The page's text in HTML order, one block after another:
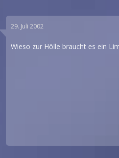
29. Juli 2002
Wieso zur Hölle braucht es ein